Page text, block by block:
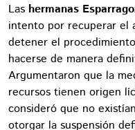
Las hermanas
intento por recuperar el
detener el
hacerse de manera
Argumentaron que la
recursos tienen origen
consideró que no
otorgar la suspensión